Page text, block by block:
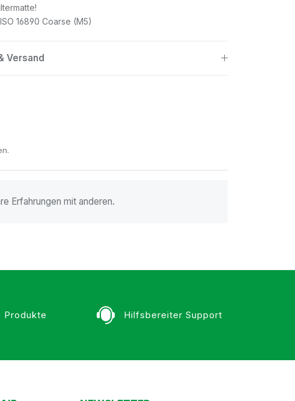
16890 Coarse (M5)
Versand
Erfahrungen mit anderen.
Produkte Hilfsbereiter Support